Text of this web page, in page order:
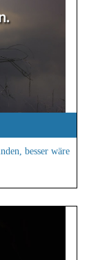
besser wäre